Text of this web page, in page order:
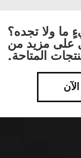
ولا تجده؟
على مزيد من
المتاحة.